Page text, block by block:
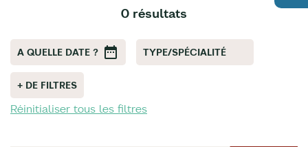
0 résultats
A QUELLE DATE ? TYPE/SPÉCIALITÉ
+ DE FILTRES
Réinitialiser tous les filtres